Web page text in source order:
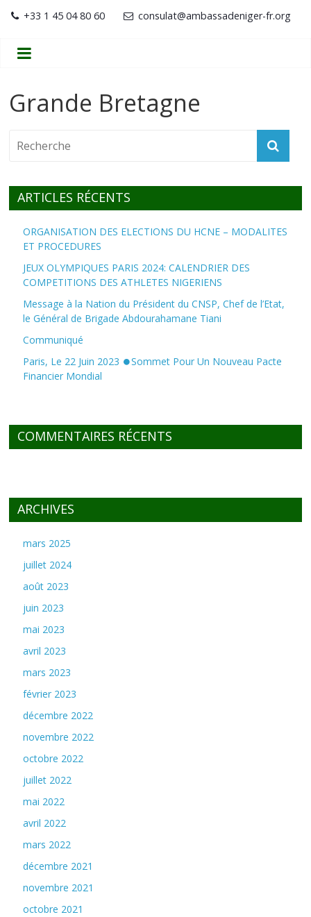
+33 1 45 04 80 60 consulat@ambassadeniger-fr.org
Grande Bretagne
ARTICLES RÉCENTS
ORGANISATION DES ELECTIONS DU HCNE – MODALITES
ET PROCEDURES
JEUX OLYMPIQUES PARIS 2024: CALENDRIER DES
COMPETITIONS DES ATHLETES NIGERIENS
Message à la Nation du Président du CNSP, Chef de l’Etat,
le Général de Brigade Abdourahamane Tiani
Communiqué
Paris, Le 22 Juin 2023 ⏺Sommet Pour Un Nouveau Pacte
Financier Mondial
COMMENTAIRES RÉCENTS
ARCHIVES
mars 2025
juillet 2024
août 2023
juin 2023
mai 2023
avril 2023
mars 2023
février 2023
décembre 2022
novembre 2022
octobre 2022
juillet 2022
mai 2022
avril 2022
mars 2022
décembre 2021
novembre 2021
octobre 2021